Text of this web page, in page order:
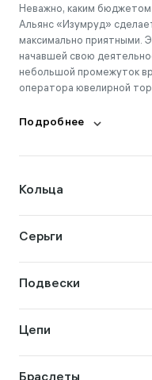
Неважно, каким
Альянс «Изумруд»
максимально приятными.
начавшей свою
небольшой промежуток
оператора ювелирной
Подробнее
Кольца
Серьги
Подвески
Цепи